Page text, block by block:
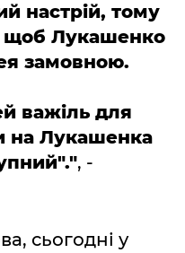
настрій, тому
щоб Лукашенко
замовною.
важіль для
на Лукашенка
, -
сьогодні у